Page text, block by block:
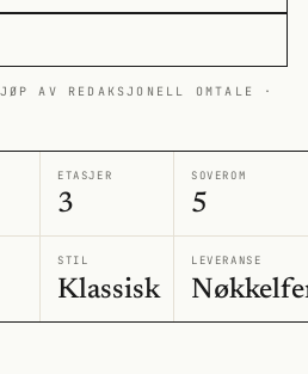
AV REDAKSJONELL OMTALE ·
ETASJER
3
SOVEROM
5
STIL
Klassisk
LEVERANSE